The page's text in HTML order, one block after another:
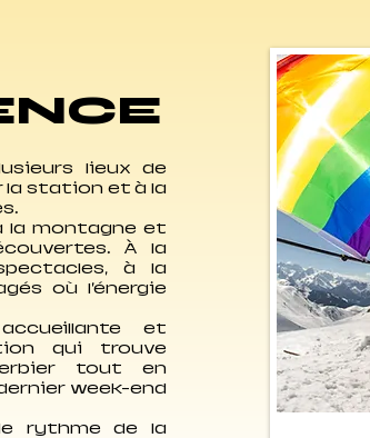
lieux de
la station et à la
la montagne et
À la
à la
où l’énergie
et
qui trouve
tout en
week-end
rythme de la